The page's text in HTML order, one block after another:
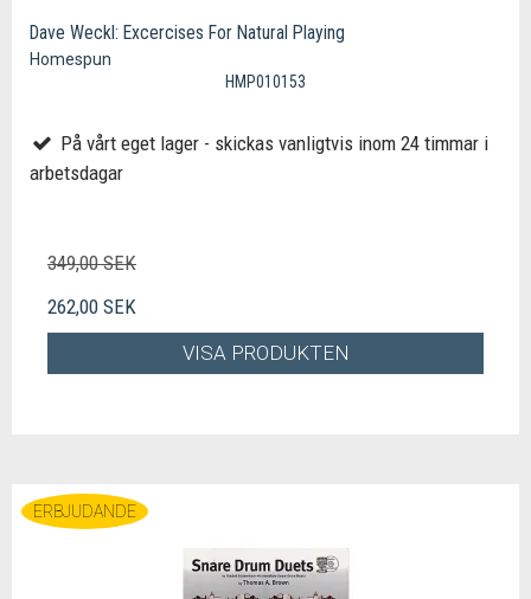
Dave Weckl: Excercises For Natural Playing
Homespun
HMP010153
På vårt eget lager - skickas vanligtvis inom 24 timmar i
arbetsdagar
349,00 SEK
262,00 SEK
VISA PRODUKTEN
ERBJUDANDE